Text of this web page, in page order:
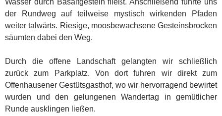
der Rundweg auf teilweise mystisch wirkenden Pfaden
weiter talwärts. Riesige, moosbewachsene Gesteinsbrocken
säumten dabei den Weg.
Durch die offene Landschaft gelangten wir schließlich
zurück zum Parkplatz. Von dort fuhren wir direkt zum
Offenhausener Gestütsgasthof, wo wir hervorragend bewirtet
wurden und den gelungenen Wandertag in gemütlicher
Runde ausklingen ließen.